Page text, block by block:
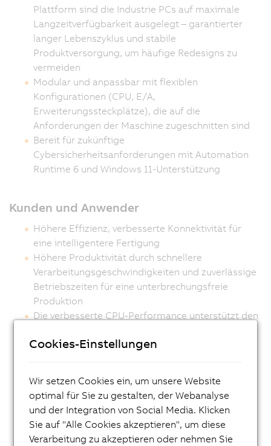
Plattform sind die Industrie PCs auf maximale
Langzeitverfügbarkeit ausgelegt – garantierter
langer Lebenszyklus und stabile
Produktversorgung, um häufige Redesigns zu
vermeiden
Modular und anpassbar mit flexiblen
Konfigurationen (CPU, E/A,
Erweiterungssteckplätze), die auf die
Anforderungen der Maschine zugeschnitten sind
Bereit für zukünftige
Cybersicherheitsanforderungen mit Automation
Runtime 6 und Windows 11-Unterstützung
Kunden und Anwender
Höhere Effizienz, verbesserte Konnektivität für
eine intelligentere Fertigung
Höhere Produktivität durch schnellere
Verarbeitungsgeschwindigkeiten und zuverlässige
Betriebszeiten für eine unterbrechungsfreie
Produktion
Die verbesserte CPU-Performance unterstützt den
Rechenoperationen und sorgt so für eine geringe
Schnittstellen
Zuverlässiger Support von Automation Studio und
Windows 11
Bereit für individuelle Anpassung
Cookies-Einstellungen
Wir setzen Cookies ein, um unsere Website
optimal für Sie zu gestalten, der Webanalyse
und der Integration von Social Media. Klicken
Sie auf "Alle Cookies akzeptieren", um diese
Verarbeitung zu akzeptieren oder nehmen Sie